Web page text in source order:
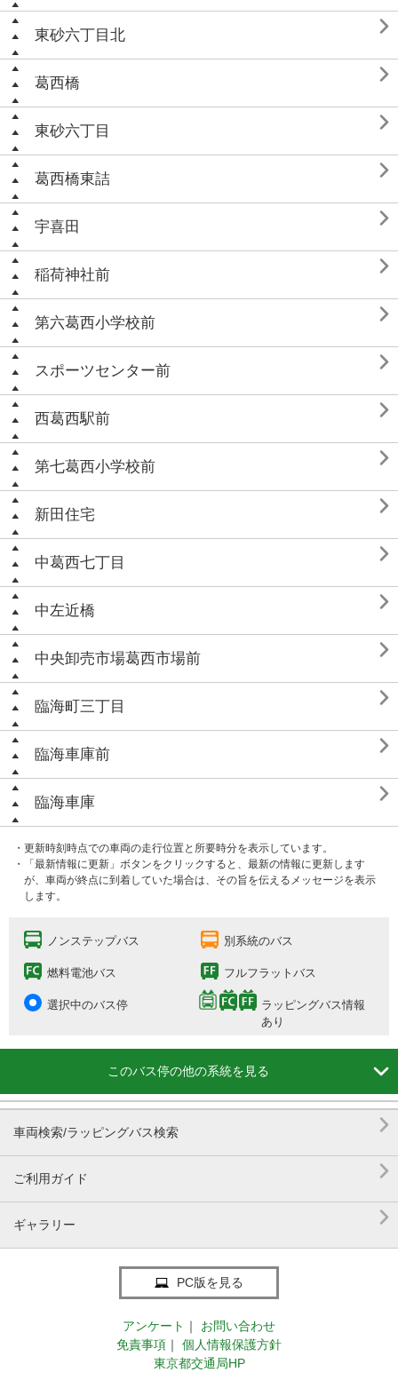
東砂六丁目北 
葛西橋 
東砂六丁目 
葛西橋東詰 
宇喜田 
稲荷神社前 
第六葛西小学校前 
スポーツセンター前 
西葛西駅前 
第七葛西小学校前 
新田住宅 
中葛西七丁目 
中左近橋 
中央卸売市場葛西市場前 
臨海町三丁目 
臨海車庫前 
臨海車庫 
・更新時刻時点での車両の走行位置と所要時分を表示しています。
・「最新情報に更新」ボタンをクリックすると、最新の情報に更新します
が、車両が終点に到着していた場合は、その旨を伝えるメッセージを表示
します。
ノンステップバス 別系統のバス
燃料電池バス フルフラットバス
選択中のバス停
ラッピングバス情報
あり
このバス停の他の系統を見る 
車両検索/ラッピングバス検索 
ご利用ガイド 
ギャラリー 
PC版を見る
アンケート ｜
お問い合わせ
免責事項 ｜
個人情報保護方針
東京都交通局HP